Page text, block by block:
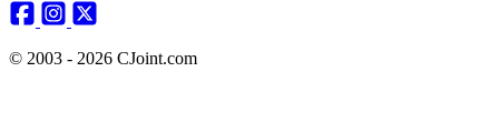
© 2003 - 2026 CJoint.com